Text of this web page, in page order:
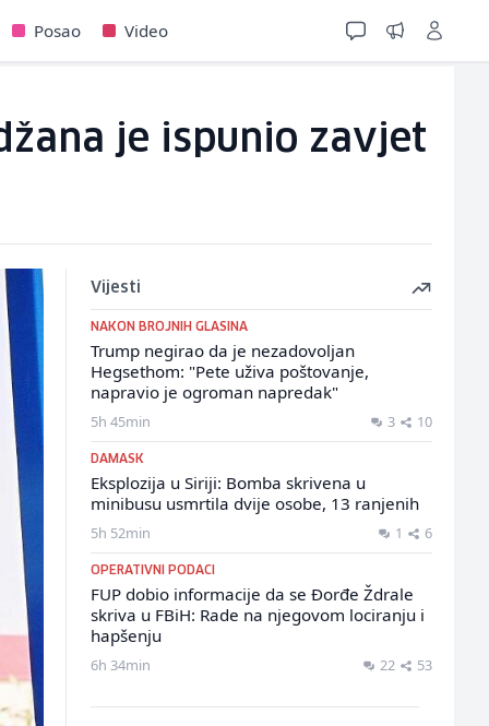
Posao Video
je ispunio zavjet
Vijesti
NAKON BROJNIH GLASINA
Trump negirao da je nezadovoljan
Hegsethom: "Pete uživa poštovanje,
napravio je ogroman napredak"
5h 45min 3 10
DAMASK
Eksplozija u Siriji: Bomba skrivena u
minibusu usmrtila dvije osobe, 13 ranjenih
5h 52min 1 6
OPERATIVNI PODACI
FUP dobio informacije da se Đorđe Ždrale
skriva u FBiH: Rade na njegovom lociranju i
hapšenju
6h 34min 22 53